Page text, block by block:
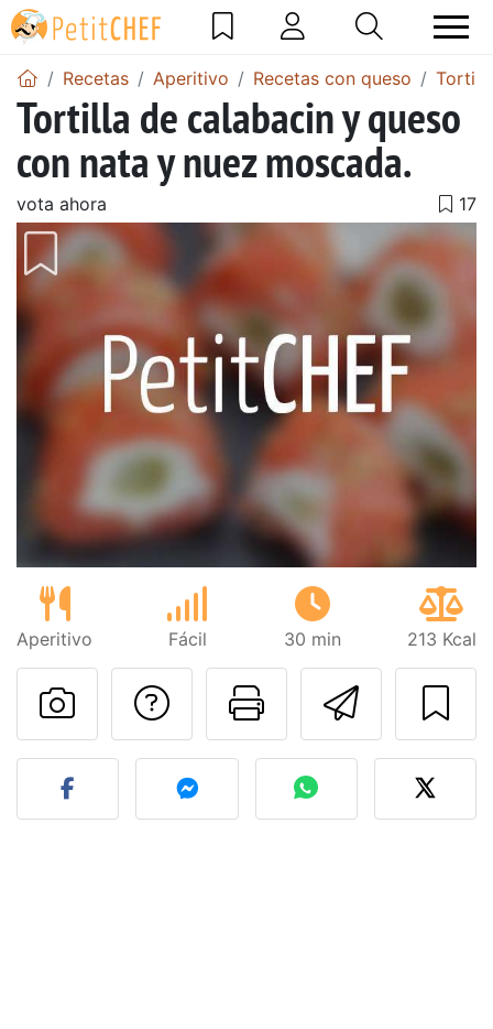
Recetas Aperitivo Recetas con queso
Tortilla de calabacin y queso
con nata y nuez moscada.
vota ahora
Aperitivo Fácil 30 min 213 Kcal
Imprimir
Preguntar al autor
Publicar la foto de esta